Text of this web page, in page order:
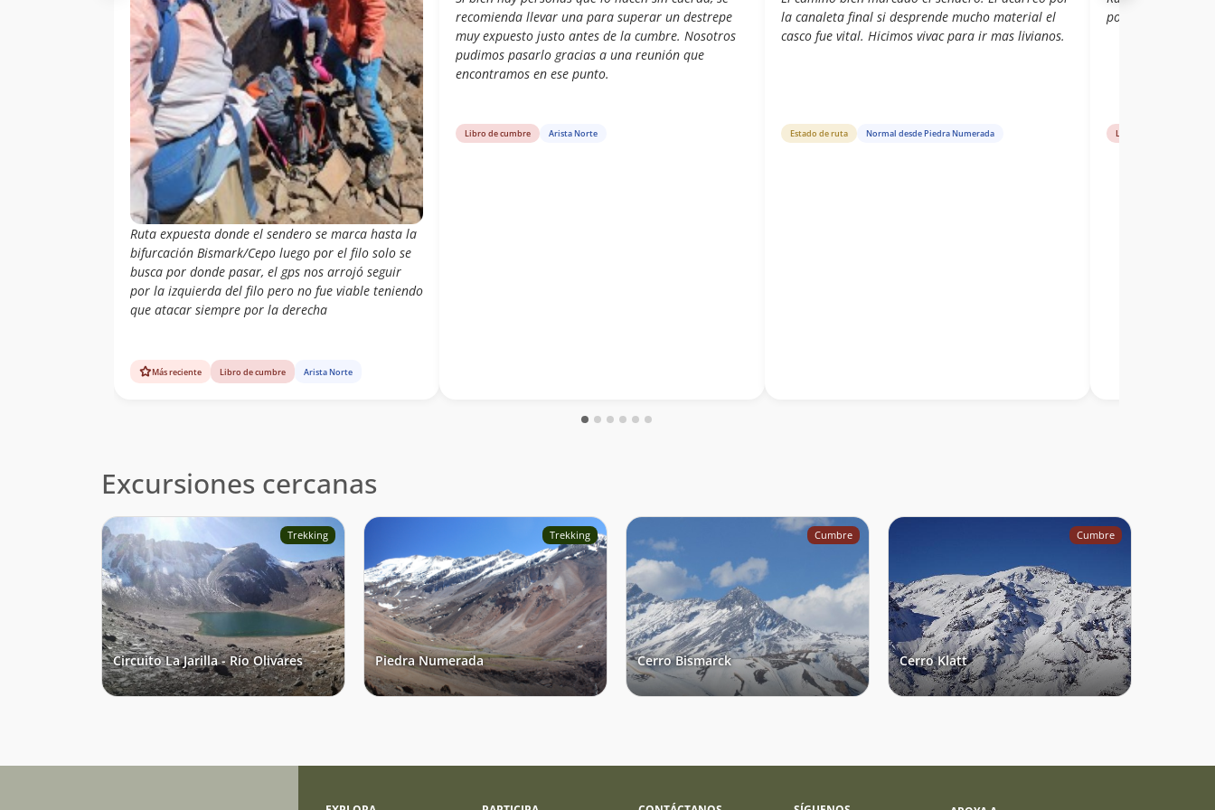
Ruta expuesta donde el sendero se marca hasta la
bifurcación Bismark/Cepo luego por el filo solo se
busca por donde pasar, el gps nos arrojó seguir
por la izquierda del filo pero no fue viable teniendo
que atacar siempre por la derecha
Más reciente Libro de cumbre Arista Norte
recomienda llevar una para superar un destrepe
muy expuesto justo antes de la cumbre. Nosotros
pudimos pasarlo gracias a una reunión que
encontramos en ese punto.
Libro de cumbre Arista Norte
la canaleta final si desprende mucho material el
casco fue vital. Hicimos vivac para ir mas livianos.
Estado de ruta Normal desde Piedra Numerada
por roca de muy
Libro de cumbre
Excursiones cercanas
Trekking
Circuito La Jarilla - Río Olivares
Trekking
Piedra Numerada
Cumbre
Cerro Bismarck
Cumbre
Cerro Klatt